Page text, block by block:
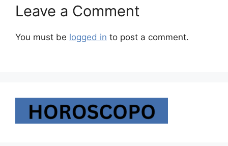
Leave a Comment
You must be logged in to post a comment.